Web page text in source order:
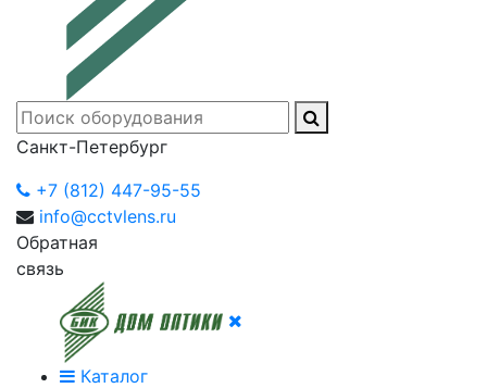
Санкт-Петербург
+7 (812) 447-95-55
info@cctvlens.ru
Обратная
связь
Каталог